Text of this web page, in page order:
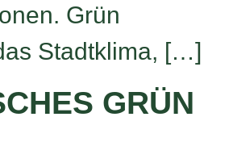
Grün
Stadtklima, […]
GRÜN